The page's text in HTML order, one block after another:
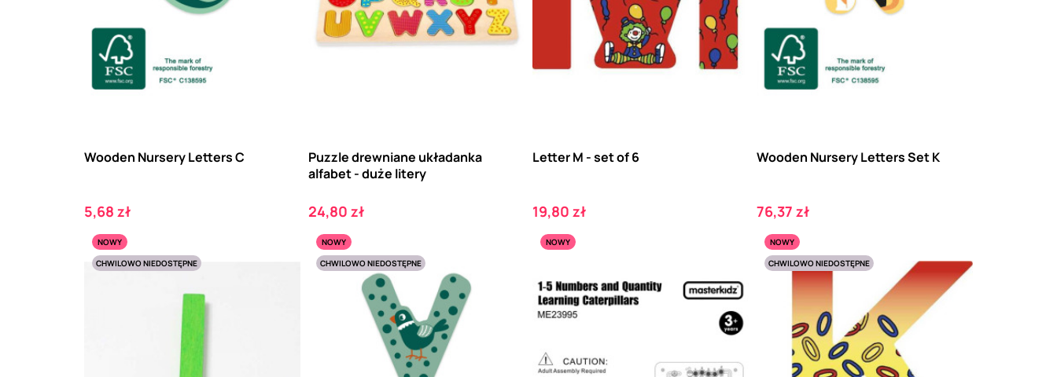
Wooden Nursery Letters C
Cena
5,68 zł
Puzzle drewniane układanka
alfabet - duże litery
Cena
24,80 zł
Letter M - set of 6
Cena
19,80 zł
Wooden Nursery Letters Set K
Cena
76,37 zł
NOWY
CHWILOWO NIEDOSTĘPNE
NOWY
CHWILOWO NIEDOSTĘPNE
NOWY
NOWY
CHWILOWO NIEDOSTĘPNE